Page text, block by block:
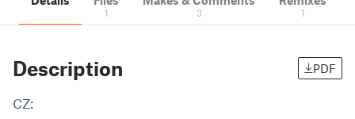
1 3 1
Description PDF
CZ: